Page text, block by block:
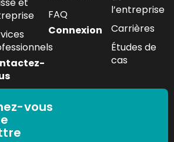
et
FAQ
Connexion
l’entreprise
Carrières
Études de
cas
vous